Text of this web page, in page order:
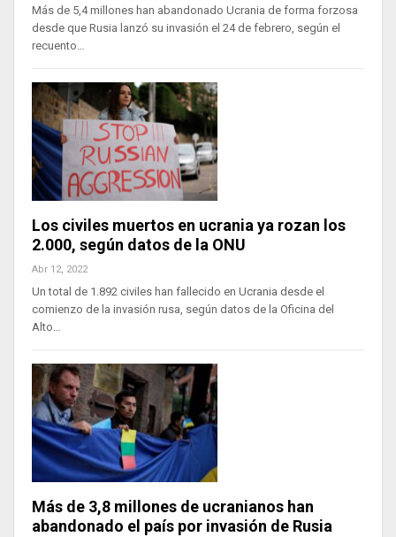
Más de 5,4 millones han abandonado Ucrania de forma forzosa
desde que Rusia lanzó su invasión el 24 de febrero, según el
recuento…
Los civiles muertos en ucrania ya rozan los
2.000, según datos de la ONU
Abr 12, 2022
Un total de 1.892 civiles han fallecido en Ucrania desde el
comienzo de la invasión rusa, según datos de la Oficina del
Alto…
Más de 3,8 millones de ucranianos han
abandonado el país por invasión de Rusia